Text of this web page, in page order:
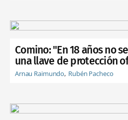
Comino: "En 18 años no
una llave de protección
Arnau Raimundo Rubén Pacheco